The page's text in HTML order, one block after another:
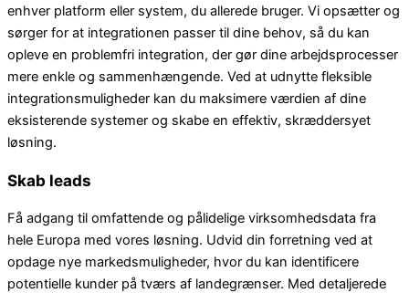
enhver platform eller system, du allerede bruger. Vi opsætter og
sørger for at integrationen passer til dine behov, så du kan
opleve en problemfri integration, der gør dine arbejdsprocesser
mere enkle og sammenhængende. Ved at udnytte fleksible
integrationsmuligheder kan du maksimere værdien af dine
eksisterende systemer og skabe en effektiv, skræddersyet
løsning.
Skab leads
Få adgang til omfattende og pålidelige virksomhedsdata fra
hele Europa med vores løsning. Udvid din forretning ved at
opdage nye markedsmuligheder, hvor du kan identificere
potentielle kunder på tværs af landegrænser. Med detaljerede